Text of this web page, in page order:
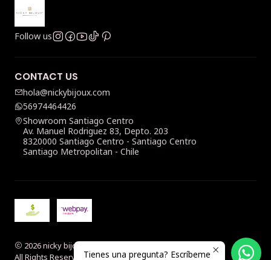
Follow us
CONTACT US
hola@nickybijoux.com
56974464426
Showroom Santiago Centro
Av. Manuel Rodriguez 83, Depto. 203
8320000 Santiago Centro - Santiago Centro
Santiago Metropolitan - Chile
2026 nicky bijoux.
All Rights Reserved. Powered by Jumpseller.
Tienes una pregunta? Escríbeme